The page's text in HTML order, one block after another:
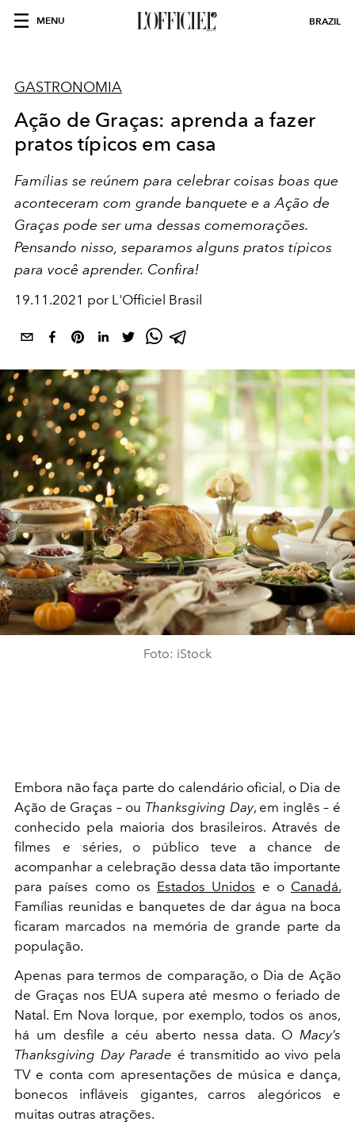
MENU BRAZIL
GASTRONOMIA
Ação de Graças: aprenda a fazer
pratos típicos em casa
Famílias se reúnem para celebrar coisas boas que
aconteceram com grande banquete e a Ação de
Graças pode ser uma dessas comemorações.
Pensando nisso, separamos alguns pratos típicos
para você aprender. Confira!
19.11.2021 por L'Officiel Brasil
Foto: iStock
Embora não faça parte do calendário oficial, o Dia de
Ação de Graças – ou Thanksgiving Day, em inglês – é
conhecido pela maioria dos brasileiros. Através de
filmes e séries, o público teve a chance de
acompanhar a celebração dessa data tão importante
para países como os Estados Unidos e o Canadá.
Famílias reunidas e banquetes de dar água na boca
ficaram marcados na memória de grande parte da
população.
Apenas para termos de comparação, o Dia de Ação
de Graças nos EUA supera até mesmo o feriado de
Natal. Em Nova Iorque, por exemplo, todos os anos,
há um desfile a céu aberto nessa data. O Macy’s
Thanksgiving Day Parade é transmitido ao vivo pela
TV e conta com apresentações de música e dança,
bonecos infláveis gigantes, carros alegóricos e
muitas outras atrações.